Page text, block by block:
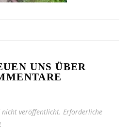
UNS ÜBER
nicht veröffentlicht. Erforderliche